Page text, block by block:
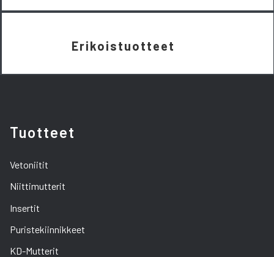
Erikoistuotteet
Tuotteet
Vetoniitit
Niittimutterit
Insertit
Puristekiinnikkeet
KD-Mutterit